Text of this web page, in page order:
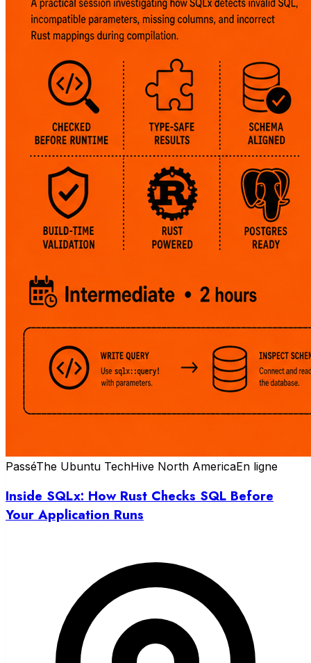
PasséThe Ubuntu TechHive North AmericaEn ligne
Inside SQLx: How Rust Checks SQL Before
Your Application Runs